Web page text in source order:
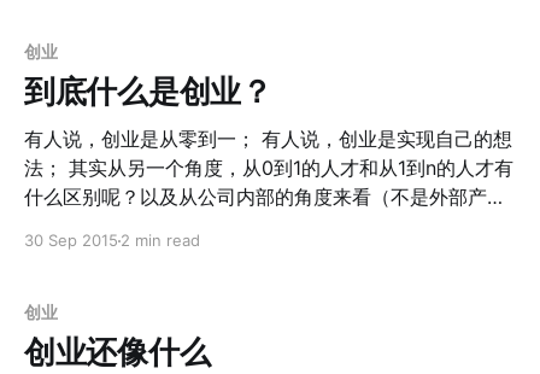
太阳能马路采用六边形的可替换材料，以后路面破损，材
料替换只需要几分钟！你没有看错，以后修路不再是一件
痛苦的事情了。 更何况，也许全球的石油公司、修路公司
都得统统倒闭或者转型，因为整个修路的体系结构都
3. 在尽可能狭窄的战线发起攻击 侧翼战原则： 1. 最佳的
侧翼行动应该在无争议地带进行 2. 战术奇袭应该成为计划
里的一个重要组成部分 3. 追击与进攻同等重要 游击战原
则： 1. 找一个细分市场，要小得足以守得住 2. 不管多成
功也不要像领导者一样行动 3. 一旦有失败的迹象，随时准
备撤退 --------------------------------------------------
业火热的词汇，也只是对这些原则进行了包装而已。比
创业
到底什么是创业？
有人说，创业是从零到一； 有人说，创业是实现自己的想
法； 其实从另一个角度，从0到1的人才和从1到n的人才有
什么区别呢？以及从公司内部的角度来看（不是外部产品
密；比如沃尔玛自己的秘密之一就是他的整个物流、仓储
不从沃尔玛大量的挖人。 但是，从另一个角度来说，这套
体系其实或许曾经是沃尔玛独创的；也就是说，它伴随着
30 Sep 2015 2 min read
创业
创业还像什么